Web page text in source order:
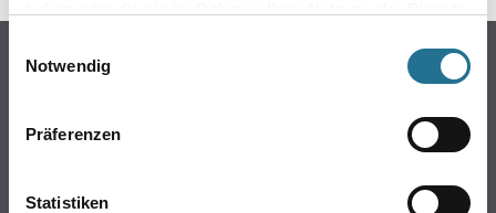
Notwendig
Präferenzen
Statistiken
Online-Shop
WDV-Systeme